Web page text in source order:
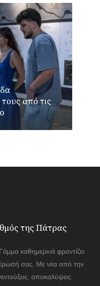
τους από τις
της Πάτρας
καθημερινά φροντίζει
σας. Με νέα από την
αποκαλύψεις.